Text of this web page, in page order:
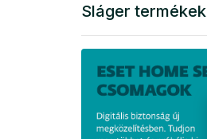
Sláger termékek